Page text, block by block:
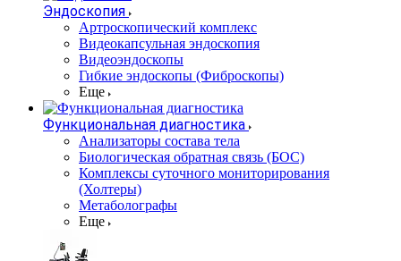
Эндоскопия
Артроскопический комплекс
Видеокапсульная эндоскопия
Видеоэндоскопы
Гибкие эндоскопы (Фиброcкопы)
Еще
Функциональная диагностика
Анализаторы состава тела
Биологическая обратная связь (БОС)
Комплексы суточного мониторирования
(Холтеры)
Метаболографы
Еще